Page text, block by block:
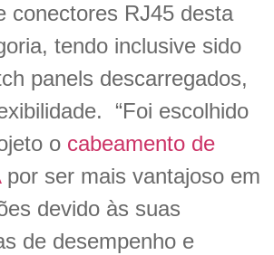
conectores RJ45 desta
tendo inclusive sido
panels descarregados,
“Foi escolhido
o cabeamento de
por ser mais vantajoso em
devido às suas
de desempenho e